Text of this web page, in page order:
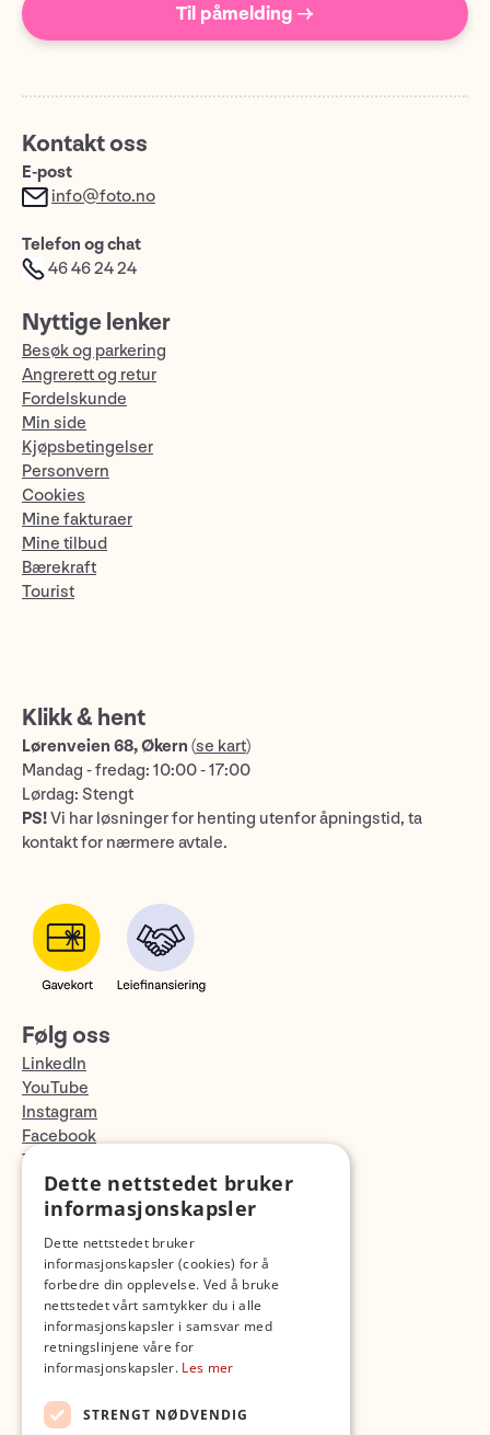
Til påmelding →
Kontakt oss
E-post
info@foto.no
Telefon og chat
46 46 24 24
Nyttige lenker
Besøk og parkering
Angrerett og retur
Fordelskunde
Min side
Kjøpsbetingelser
Personvern
Cookies
Mine fakturaer
Mine tilbud
Bærekraft
Tourist
Klikk & hent
Lørenveien 68, Økern (se kart)
Mandag - fredag: 10:00 - 17:00
Lørdag: Stengt
PS!Vi har løsninger for henting utenfor åpningstid, ta
kontakt for nærmere avtale.
Følg oss
LinkedIn
YouTube
Instagram
Facebook
TikTok
Fotopodden
Dette nettstedet bruker
informasjonskapsler
Dette nettstedet bruker
informasjonskapsler (cookies) for å
forbedre din opplevelse. Ved å bruke
nettstedet vårt samtykker du i alle
informasjonskapsler i samsvar med
retningslinjene våre for
informasjonskapsler. Les mer
STRENGT NØDVENDIG